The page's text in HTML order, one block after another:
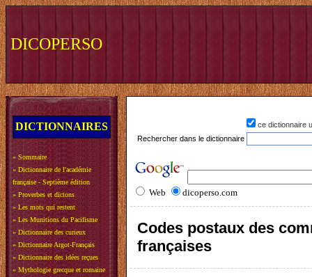
DICOPERSO
DICTIONNAIRES
» Sommaire
» Dictionnaire de l'académie
française - Septième édition
» Proverbes et dictons
» Les mots qui restent
» Les Munitions du Pacifisme
» Dictionnaire des curieux
» Dictionnaire Argot-Français
» Dictionnaire des idées reçues
» Mythologie grecque et romaine
ce dictionnaire
Rechercher dans le dictionnaire
Web dicoperso.com
Codes postaux des
françaises